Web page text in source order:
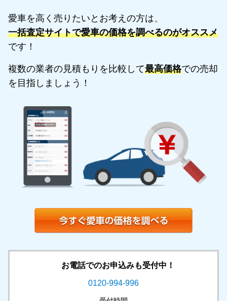
愛車を高く売りたいとお考えの方は、
一括査定サイトで愛車の価格を調べるのがオススメ
です！
複数の業者の見積もりを比較して最高価格での売却
を目指しましょう！
お電話でのお申込みも受付中！
0120-994-996